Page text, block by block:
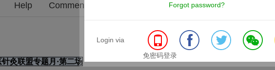
Forgot password?
Login via
免密码登录
Help Comments Mobile Related contents
灸联盟专题月·第二场